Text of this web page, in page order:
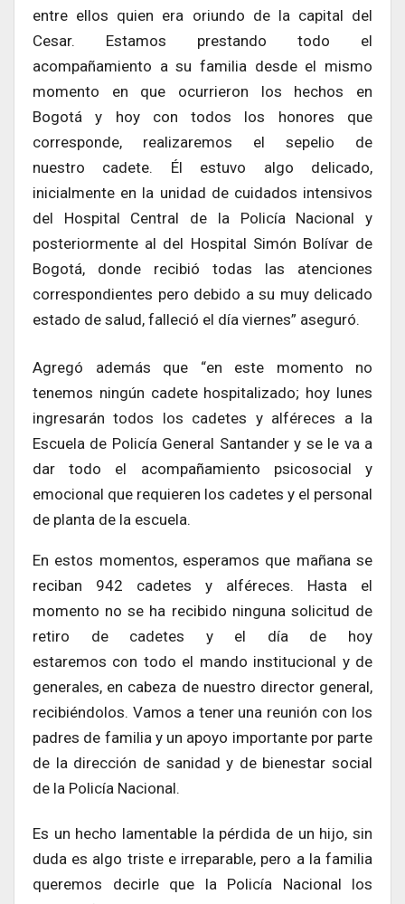
entre ellos quien era oriundo de la capital del
Cesar. Estamos prestando todo el
acompañamiento a su familia desde el mismo
momento en que ocurrieron los hechos en
Bogotá y hoy con todos los honores que
corresponde, realizaremos el sepelio de
nuestro cadete. Él estuvo algo delicado,
inicialmente en la unidad de cuidados intensivos
del Hospital Central de la Policía Nacional y
posteriormente al del Hospital Simón Bolívar de
Bogotá, donde recibió todas las atenciones
correspondientes pero debido a su muy delicado
estado de salud, falleció el día viernes” aseguró.
Agregó además que “en este momento no
tenemos ningún cadete hospitalizado; hoy lunes
ingresarán todos los cadetes y alféreces a la
Escuela de Policía General Santander y se le va a
dar todo el acompañamiento psicosocial y
emocional que requieren los cadetes y el personal
de planta de la escuela.
En estos momentos, esperamos que mañana se
reciban 942 cadetes y alféreces. Hasta el
momento no se ha recibido ninguna solicitud de
retiro de cadetes y el día de hoy
estaremos con todo el mando institucional y de
generales, en cabeza de nuestro director general,
recibiéndolos. Vamos a tener una reunión con los
padres de familia y un apoyo importante por parte
de la dirección de sanidad y de bienestar social
de la Policía Nacional.
Es un hecho lamentable la pérdida de un hijo, sin
duda es algo triste e irreparable, pero a la familia
queremos decirle que la Policía Nacional los